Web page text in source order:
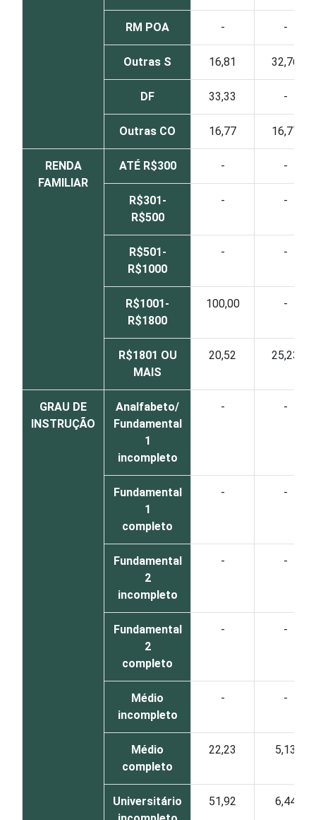
RM POA - -
Outras S 16,81 32,76
DF 33,33 -
Outras CO 16,77 16,77
RENDA
FAMILIAR
ATÉ R$300 - -
R$301-
R$500
- -
R$501-
R$1000
- -
R$1001-
R$1800
100,00 -
R$1801 OU
MAIS
20,52 25,23
GRAU DE
INSTRUÇÃO
Analfabeto/
Fundamental
1
incompleto
- -
Fundamental
1
completo
- -
Fundamental
2
incompleto
- -
Fundamental
2
completo
- -
Médio
incompleto
- -
Médio
completo
22,23 5,13
Universitário
51,92 6,44